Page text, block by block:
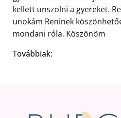
kellett unszolni a gyereket.
unokám Reninek
mondani róla. Köszönöm
Továbbiak: